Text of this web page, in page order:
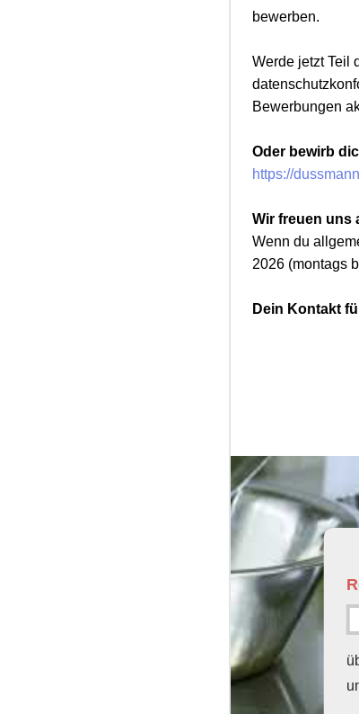
bewerben.
Werde jetzt Teil
Bewerbungen
Oder bewirb
https://
Wir freuen uns
Wenn du
2026 (montags
Dein Kontakt